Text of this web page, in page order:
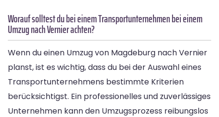
Worauf solltest du bei einem Transportunternehmen bei einem
Umzug nach Vernier achten?
Wenn du einen Umzug von Magdeburg nach Vernier
planst, ist es wichtig, dass du bei der Auswahl eines
Transportunternehmens bestimmte Kriterien
berücksichtigst. Ein professionelles und zuverlässiges
Unternehmen kann den Umzugsprozess reibungslos